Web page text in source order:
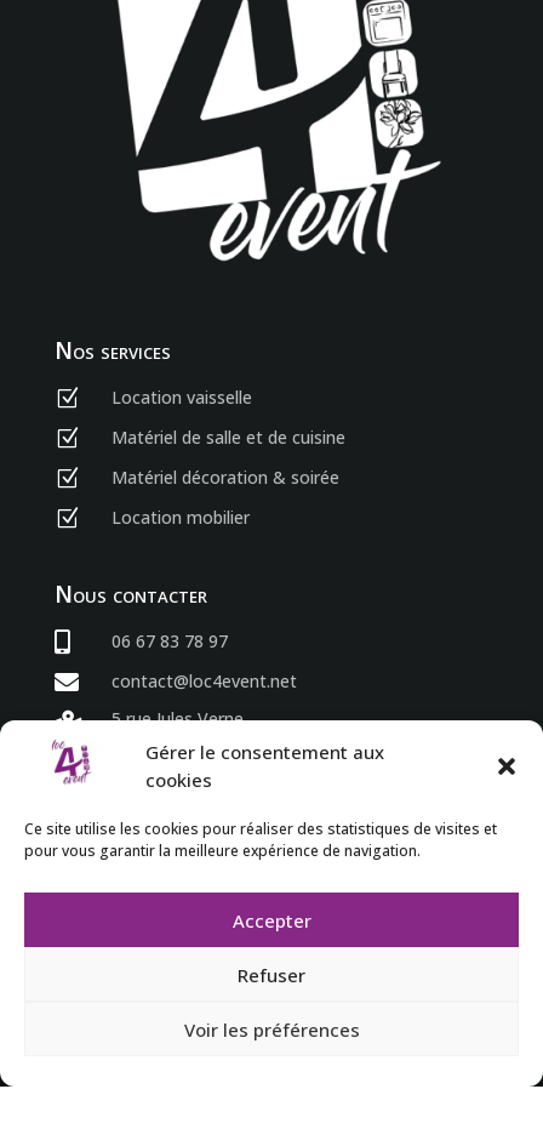
Gérer le consentement aux
cookies
Ce site utilise les cookies pour réaliser des statistiques de visites et
pour vous garantir la meilleure expérience de navigation.
Accepter
Refuser
Voir les préférences
Nos services
Z Location vaisselle
Z Matériel de salle et de cuisine
Z Matériel décoration & soirée
Z Location mobilier
Nous contacter
 06 67 83 78 97
 contact@loc4event.net

5 rue Jules Verne
86800 Sèvres Anxaumont
 du lundi au vendredi
 8h00 à 18h00